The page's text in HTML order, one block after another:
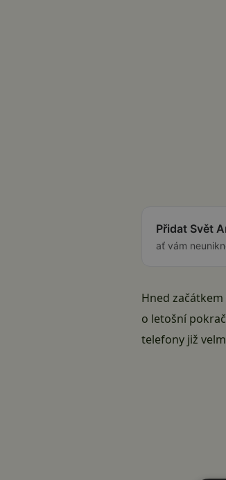
Přidat Svět
ať vám
Hned
o letošní
telefony již